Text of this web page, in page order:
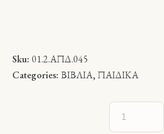
Sku: 01.2.ΑΠΔ.045
Categories: ΒΙΒΛΙΑ,ΠΑΙΔΙΚΑ